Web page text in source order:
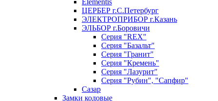
Elementis
ЦЕРБЕР г.С.Петербург
ЭЛЕКТРОПРИБОР г.Казань
ЭЛЬБОР г.Боровичи
Серия "REX"
Серия "Базальт"
Серия "Гранит"
Серия "Кремень"
Серия "Лазурит"
Серия "Рубин", "Сапфир"
Сазар
Замки кодовые